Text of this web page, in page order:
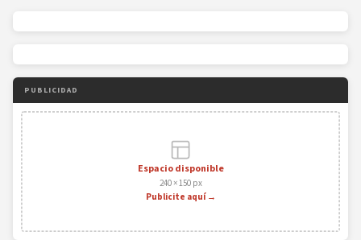
PUBLICIDAD
Espacio disponible
240 × 150 px
Publicite aquí →